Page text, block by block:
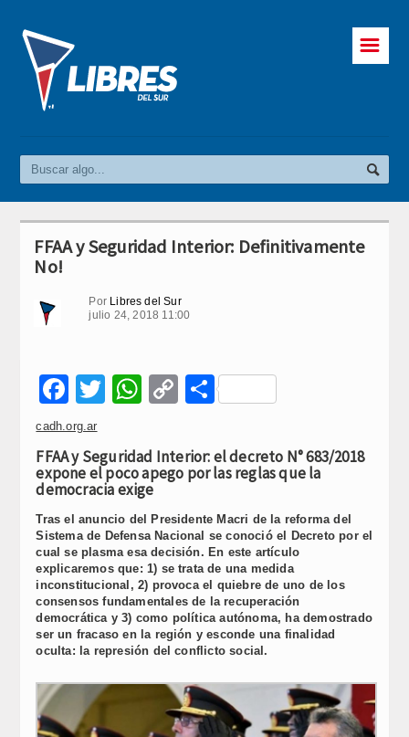
☰
FFAA y Seguridad Interior: Definitivamente
No!
Por Libres del Sur
julio 24, 2018 11:00
Facebook
Twitter
WhatsApp
CopyCompartir
cadh.org.ar
FFAA y Seguridad Interior: el decreto N° 683/2018
expone el poco apego por las reglas que la
democracia exige
Tras el anuncio del Presidente Macri de la reforma del
Sistema de Defensa Nacional se conoció el Decreto por el
cual se plasma esa decisión. En este artículo
explicaremos que: 1) se trata de una medida
inconstitucional, 2) provoca el quiebre de uno de los
consensos fundamentales de la recuperación
democrática y 3) como política autónoma, ha demostrado
ser un fracaso en la región y esconde una finalidad
oculta: la represión del conflicto social.